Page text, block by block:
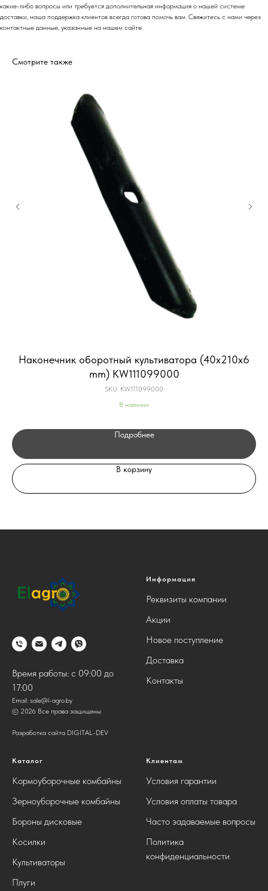
какие-либо вопросы или требуется дополнительная информация о нашей системе
доставки, наша поддержка клиентов всегда готова помочь вам. Свяжитесь с нами через
контактные данные, указанные на нашем сайте
Смотрите также
Наконечник оборотный культиватора (40х210х6
mm) KW111099000
SKU: KW111099000
В наличии
Подробнее
В корзину
Время работы: с 09:00 до
17:00
Email: sale@l-agro.by
© 2026 Все права защищены
Разработка сайта DIGITAL-DEV
Информация
Реквизиты компании
Акции
Новое поступление
Доставка
Контакты
Каталог
Кормоуборочные комбайны
Зерноуборочные комбайны
Бороны дисковые
Косилки
Культиваторы
Плуги
Клиентам
Условия гарантии
Условия оплаты товара
Часто задаваемые вопросы
Политика
конфиденциальности